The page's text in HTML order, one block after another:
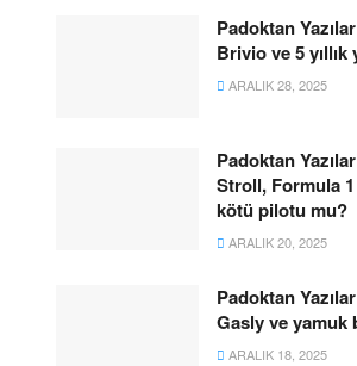
Padoktan
Brivio ve 5
ARALIK 28, 2025
Padoktan
Stroll, Formula
kötü pilotu mu?
ARALIK 20, 2025
Padoktan
Gasly ve yamuk
ARALIK 18, 2025